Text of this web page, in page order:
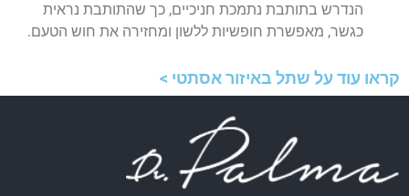
הנדרש בתותבת נתמכת חניכיים, כך שהתותבת נראית
כגשר, מאפשרת חופשיות ללשון ומחזירה את חוש הטעם.
קראו עוד על שתל באיזור אסתטי >